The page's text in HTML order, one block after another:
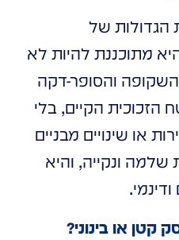
של
מתוכננת להיות לא
הזכוכית הקיים, בלי
או שינויים מבניים
ונקייה, והיא
או בינוני?